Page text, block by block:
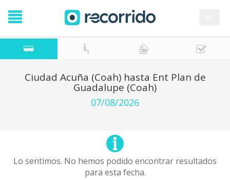
Ciudad Acuña (Coah) hasta Ent Plan de
Guadalupe (Coah)
07/08/2026
Lo sentimos. No hemos podido encontrar resultados
para esta fecha.